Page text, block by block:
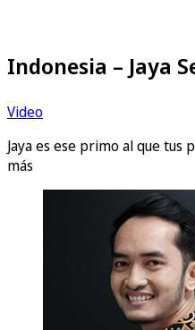
Indonesia – Jaya
Video
Jaya es ese primo al que tus
más